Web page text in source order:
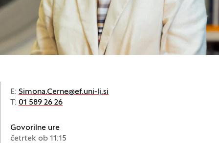
E: Simona.Cerne@ef.uni-lj.si
T: 01 589 26 26
Govorilne ure
četrtek ob 11:15